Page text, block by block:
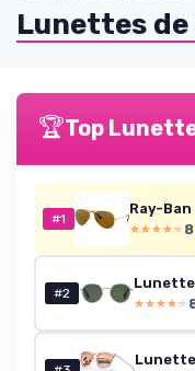
Lunettes
🏆Top
#1
★★★★★
★★★★★
#2
★★★★★
★★★★★